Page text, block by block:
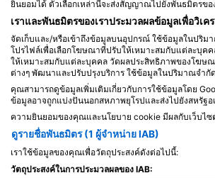
ศูนย์ดำน้ำที่ให้บริการ ณ จุด
ยินยอมได้ ตัวเลือกเหล่านี้จะส่งสัญญาณไปยังพันธมิตรขอ
เราและพันธมิตรของเราประมวลผลข้อมูลเพื่อวิเ
จัดเก็บและ/หรือเข้าถึงข้อมูลบนอุปกรณ์ ใช้ข้อมูลในปริ
โปรไฟล์เพื่อเลือกโฆษณาที่ปรับให้เหมาะสมกับแต่ละบุค
ให้เหมาะสมกับแต่ละบุคคล วัดผลประสิทธิภาพของโฆษ
ต่างๆ พัฒนาและปรับปรุงบริการ ใช้ข้อมูลในปริมาณจำกัด
คุณสามารถดูข้อมูลเพิ่มเติมเกี่ยวกับการใช้ข้อมูลโดย
ข้อมูลอาจถูกแบ่งปันนอกสหภาพยุโรปและส่งไปยังสหรัฐอ
ความยินยอมของคุณและนโยบาย cookie มีผลกับเว็บไ
ดูรายชื่อพันธมิตร (1 ผู้จำหน่าย IAB)
เราใช้ข้อมูลของคุณเพื่อวัตถุประสงค์ดังต่อไปนี้:
วัตถุประสงค์ในการประมวลผลของ IAB: